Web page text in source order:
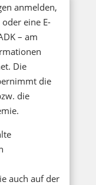
anmelden,
eine E-
– am
Die
die
die
auch auf der